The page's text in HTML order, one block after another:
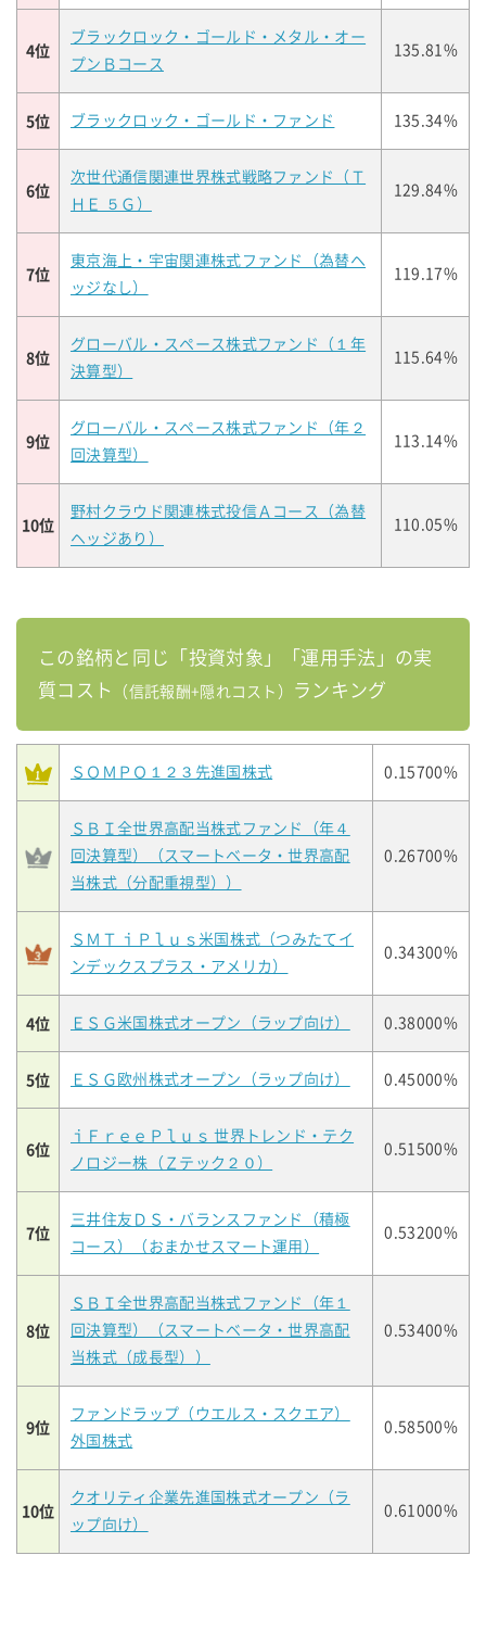
4位
ブラックロック・ゴールド・メタル・オー
プンＢコース
135.81%
5位 ブラックロック・ゴールド・ファンド 135.34%
6位
次世代通信関連世界株式戦略ファンド（Ｔ
ＨＥ ５Ｇ）
129.84%
7位
東京海上・宇宙関連株式ファンド（為替ヘ
ッジなし）
119.17%
8位
グローバル・スペース株式ファンド（１年
決算型）
115.64%
9位
グローバル・スペース株式ファンド（年２
回決算型）
113.14%
10位
野村クラウド関連株式投信Ａコース（為替
ヘッジあり）
110.05%
この銘柄と同じ「投資対象」「運用手法」の実
質コスト
（信託報酬+隠れコスト） ランキング
ＳＯＭＰＯ１２３先進国株式 0.15700%
ＳＢＩ全世界高配当株式ファンド（年４
回決算型）（スマートベータ・世界高配
当株式（分配重視型））
0.26700%
ＳＭＴ ｉＰｌｕｓ米国株式（つみたてイ
ンデックスプラス・アメリカ）
0.34300%
4位 ＥＳＧ米国株式オープン（ラップ向け） 0.38000%
5位 ＥＳＧ欧州株式オープン（ラップ向け） 0.45000%
6位
ｉＦｒｅｅＰｌｕｓ 世界トレンド・テク
ノロジー株（Ｚテック２０）
0.51500%
7位
三井住友ＤＳ・バランスファンド（積極
コース）（おまかせスマート運用）
0.53200%
8位
ＳＢＩ全世界高配当株式ファンド（年１
回決算型）（スマートベータ・世界高配
当株式（成長型））
0.53400%
9位
ファンドラップ（ウエルス・スクエア）
外国株式
0.58500%
10位
クオリティ企業先進国株式オープン（ラ
ップ向け）
0.61000%